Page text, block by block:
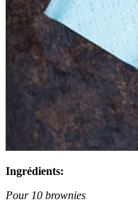
Ingrédients:
Pour 10 brownies